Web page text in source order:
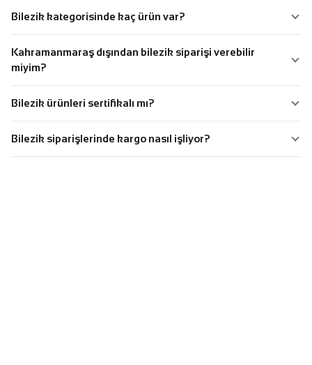
Bilezik kategorisinde kaç ürün var?
Kahramanmaraş dışından bilezik siparişi verebilir
miyim?
Bilezik ürünleri sertifikalı mı?
Bilezik siparişlerinde kargo nasıl işliyor?